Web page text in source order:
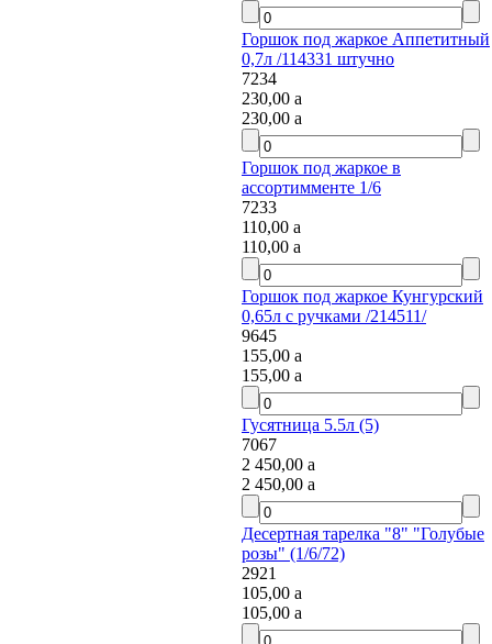
Горшок под жаркое Аппетитный
0,7л /114331 штучно
7234
230,00a
230,00a
Горшок под жаркое в
ассортимменте 1/6
7233
110,00a
110,00a
Горшок под жаркое Кунгурский
0,65л с ручками /214511/
9645
155,00a
155,00a
Гусятница 5.5л (5)
7067
2 450,00a
2 450,00a
Десертная тарелка "8" "Голубые
розы" (1/6/72)
2921
105,00a
105,00a